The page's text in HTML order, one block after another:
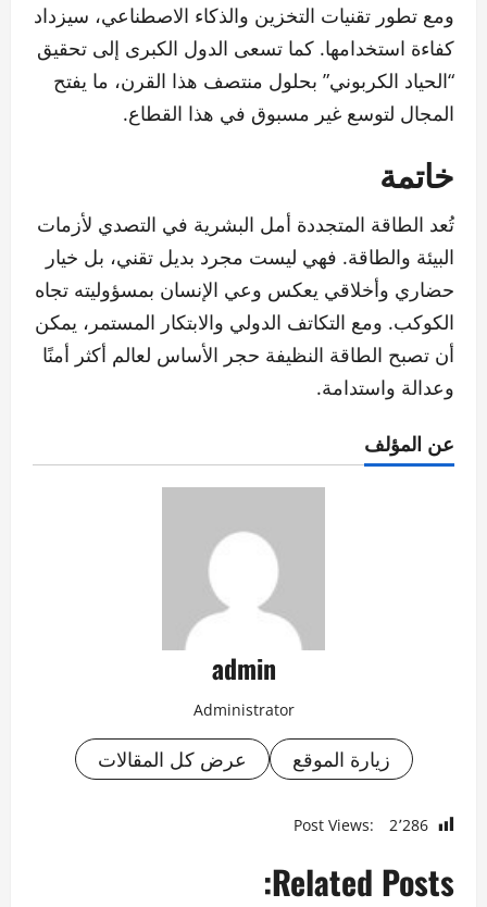
ومع تطور تقنيات التخزين والذكاء الاصطناعي، سيزداد
كفاءة استخدامها. كما تسعى الدول الكبرى إلى تحقيق
“الحياد الكربوني” بحلول منتصف هذا القرن، ما يفتح
المجال لتوسع غير مسبوق في هذا القطاع.
خاتمة
تُعد الطاقة المتجددة أمل البشرية في التصدي لأزمات
البيئة والطاقة. فهي ليست مجرد بديل تقني، بل خيار
حضاري وأخلاقي يعكس وعي الإنسان بمسؤوليته تجاه
الكوكب. ومع التكاتف الدولي والابتكار المستمر، يمكن
أن تصبح الطاقة النظيفة حجر الأساس لعالم أكثر أمنًا
وعدالة واستدامة.
عن المؤلف
admin
Administrator
زيارة الموقع عرض كل المقالات
Post Views: 2٬286
Related Posts: